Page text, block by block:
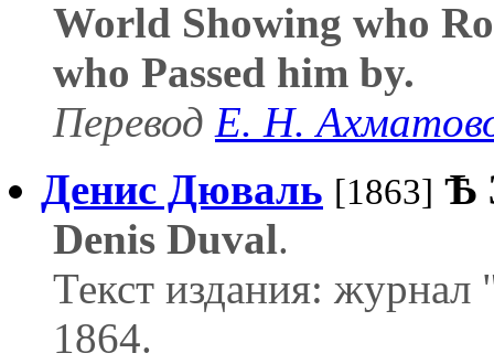
World Showing who
who Passed him by.
Перевод Е. Н.
Дениc Дюваль [1863] Ѣ
Denis Duval.
Текст издания:
1864.